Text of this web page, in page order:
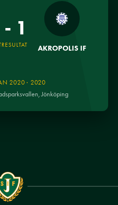
1
AKROPOLIS IF
2020 · 2020
Jönköping